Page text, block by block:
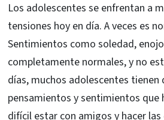
Los adolescentes se enfrentan a
tensiones hoy en día. A veces es
Sentimientos como soledad,
completamente normales, y no
días, muchos adolescentes
pensamientos y sentimientos que
difícil estar con amigos y hacer las